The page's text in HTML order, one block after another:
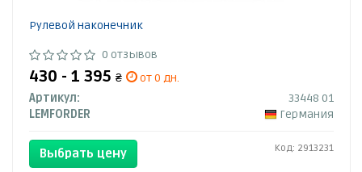
Рулевой наконечник
0 отзывов
430 - 1 395 ₴
от 0 дн.
Артикул:
33448 01
LEMFORDER
Германия
Выбрать цену Код: 2913231